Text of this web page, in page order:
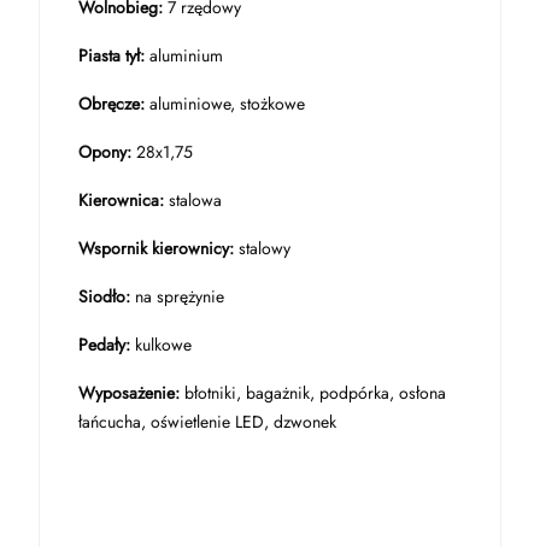
Wolnobieg: 7 rzędowy
Piasta tył: aluminium
Obręcze: aluminiowe, stożkowe
Opony: 28x1,75
Kierownica: stalowa
Wspornik kierownicy: stalowy
Siodło: na sprężynie
Pedały: kulkowe
Wyposażenie: błotniki, bagażnik, podpórka, osłona
łańcucha, oświetlenie LED, dzwonek